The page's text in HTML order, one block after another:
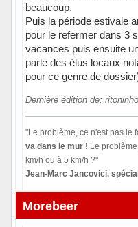
beaucoup.
Puis la période estivale
pour le refermer dans 3
vacances puis ensuite
parle des élus locaux
pour ce genre de
Dernière édition de:
"Le problème, ce n'est pas le
va dans le mur ! Le
km/h ou à 5 km/h ?"
Jean-Marc Jancovici,
Hors ligne
Morebeer